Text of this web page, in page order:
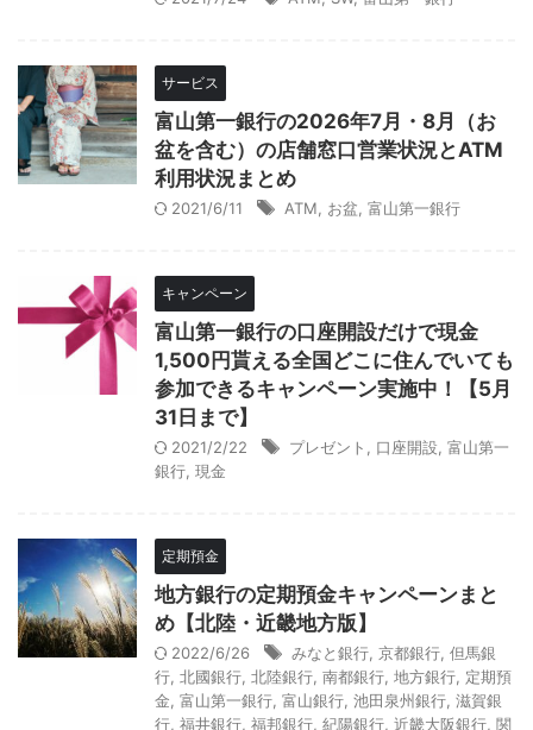
サービス
富山第一銀行の2026年7月・8月（お
盆を含む）の店舗窓口営業状況とATM
利用状況まとめ
2021/6/11 ATM お盆 富山第一銀行
キャンペーン
富山第一銀行の口座開設だけで現金
1,500円貰える全国どこに住んでいても
参加できるキャンペーン実施中！【5月
31日まで】
2021/2/22 プレゼント 口座開設 富山第一
銀行 現金
定期預金
地方銀行の定期預金キャンペーンまと
め【北陸・近畿地方版】
2022/6/26 みなと銀行 京都銀行 但馬銀
行 北國銀行 北陸銀行 南都銀行 地方銀行 定期預
金 富山第一銀行 富山銀行 池田泉州銀行 滋賀銀
行 福井銀行 福邦銀行 紀陽銀行 近畿大阪銀行 関